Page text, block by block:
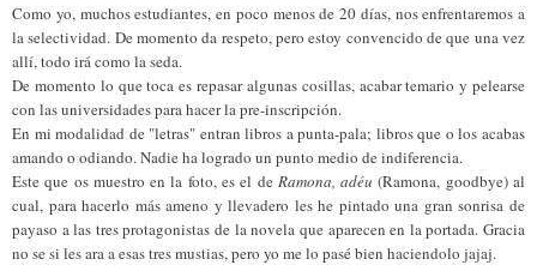
Como yo, muchos estudiantes, en poco menos de 20 días, nos enfrentaremos a
la selectividad. De momento da respeto, pero estoy convencido de que una vez
allí, todo irá como la seda.
De momento lo que toca es repasar algunas cosillas, acabar temario y pelearse
con las universidades para hacer la pre-inscripción.
En mi modalidad de "letras" entran libros a punta-pala; libros que o los acabas
amando o odiando. Nadie ha logrado un punto medio de indiferencia.
Este que os muestro en la foto, es el de Ramona, adéu(Ramona, goodbye) al
cual, para hacerlo más ameno y llevadero les he pintado una gran sonrisa de
payaso a las tres protagonistas de la novela que aparecen en la portada. Gracia
no se si les ara a esas tres mustias, pero yo me lo pasé bien haciendolo jajaj.